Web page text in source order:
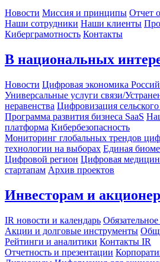
Новости Миссия и принципы Отчет
Наши сотрудники Наши клиенты
Киберграмотность Контакты
В национальных
Новости Цифровая экономика
Универсальные услуги связи/
неравенства Цифровизация сельского
Программа развития бизнеса SaaS
платформа Кибербезопасность
Мониторинг глобальных трендов
технологии на выборах Единая
Цифровой регион Цифровая
стартапам Архив проектов
Инвесторам и
IR новости и календарь
Акции и долговые инструменты
Рейтинги и аналитики Контакты IR
Отчетность и презентации